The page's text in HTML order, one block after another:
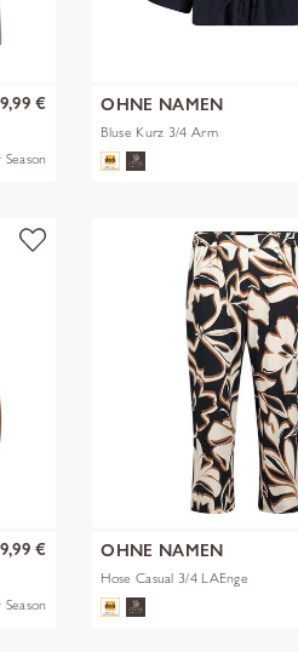
€ OHNE NAMEN
Bluse Kurz 3/4 Arm
€ OHNE NAMEN
Hose Casual 3/4 LAEnge